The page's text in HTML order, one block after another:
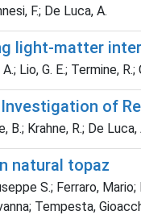
F.; De Luca, A.
light-matter
Lio, G. E.; Termine,
of
B.; Krahne, R.; De Luca,
natural topaz
S.; Ferraro,
Tempesta,